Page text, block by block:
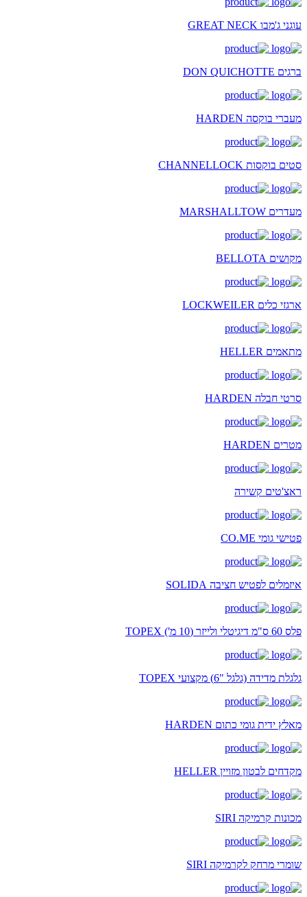
עוגני ג'מבו GREAT NECK
ברגים DON QUICHOTTE
מעברי בוקסה HARDEN
סטים בוקסות CHANNELLOCK
מעדרים MARSHALLTOW
מקושים BELLOTA
ארגזי כלים LOCKWEILER
מתאמים HELLER
סרטי חבלה HARDEN
מטרים HARDEN
ראצ'טים קשירה
פטישי גומי CO.ME
איזמלים לפטיש חציבה SOLIDA
פלס 60 ס"מ דיגיטלי ולייזר (10 מ') TOPEX
גלגלת מדידה (גלגל "6) מקצועי TOPEX
מאלץ ידית גומי כתום HARDEN
מקדחים לבטון מזויין HELLER
מכונות קרמיקה SIRI
שומרי מרחק לקרמיקה SIRI